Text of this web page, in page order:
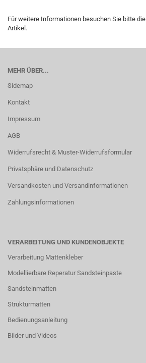
Für weitere Informationen besuchen Sie bitte die
Artikel.
MEHR ÜBER...
Sidemap
Kontakt
Impressum
AGB
Widerrufsrecht & Muster-Widerrufsformular
Privatsphäre und Datenschutz
Versandkosten und Versandinformationen
Zahlungsinformationen
VERARBEITUNG UND KUNDENOBJEKTE
Verarbeitung Mattenkleber
Modellierbare Reperatur Sandsteinpaste
Sandsteinmatten
Strukturmatten
Bedienungsanleitung
Bilder und Videos